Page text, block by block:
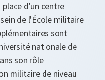
d'un centre
de l'École militaire
sont
nationale de
son rôle
militaire de niveau